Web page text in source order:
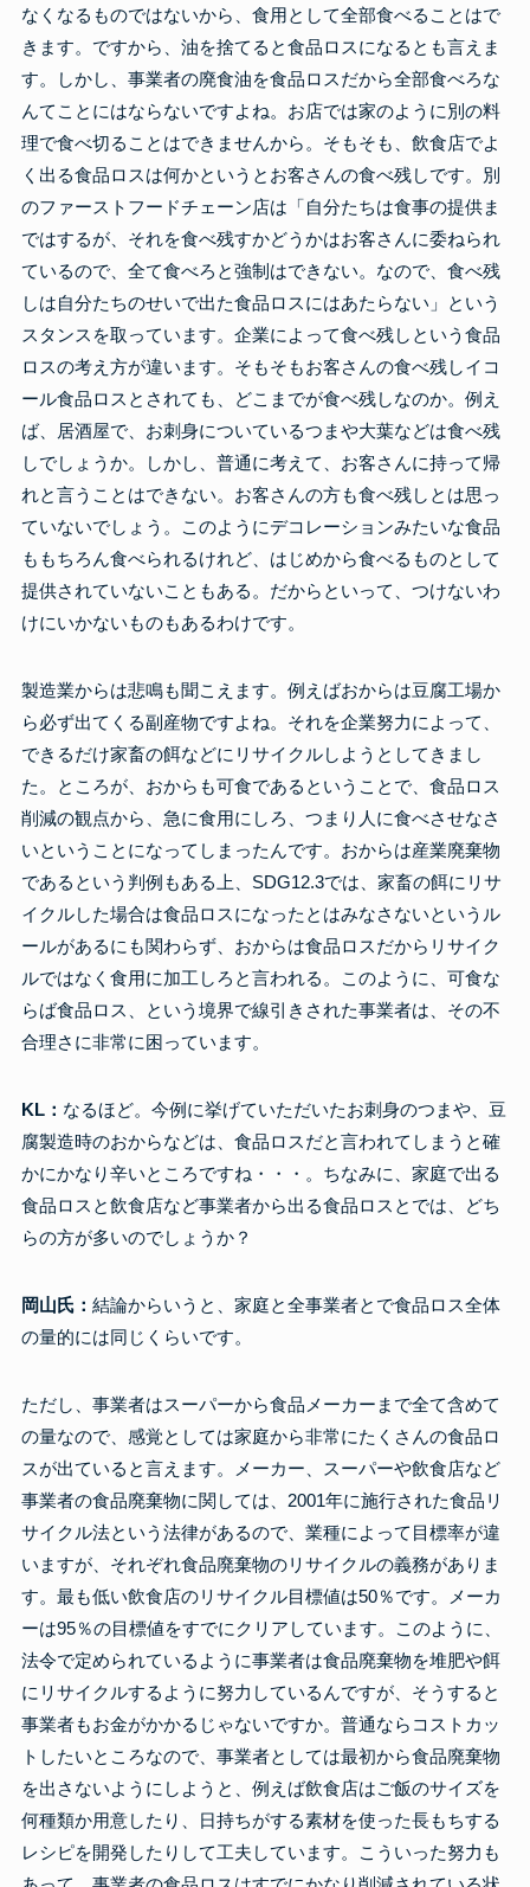
なくなるものではないから、食用として全部食べることはで
きます。ですから、油を捨てると食品ロスになるとも言えま
す。しかし、事業者の廃食油を食品ロスだから全部食べろな
んてことにはならないですよね。お店では家のように別の料
理で食べ切ることはできませんから。そもそも、飲食店でよ
く出る食品ロスは何かというとお客さんの食べ残しです。別
のファーストフードチェーン店は「自分たちは食事の提供ま
ではするが、それを食べ残すかどうかはお客さんに委ねられ
ているので、全て食べろと強制はできない。なので、食べ残
しは自分たちのせいで出た食品ロスにはあたらない」という
スタンスを取っています。企業によって食べ残しという食品
ロスの考え方が違います。そもそもお客さんの食べ残しイコ
ール食品ロスとされても、どこまでが食べ残しなのか。例え
ば、居酒屋で、お刺身についているつまや大葉などは食べ残
しでしょうか。しかし、普通に考えて、お客さんに持って帰
れと言うことはできない。お客さんの方も食べ残しとは思っ
ていないでしょう。このようにデコレーションみたいな食品
ももちろん食べられるけれど、はじめから食べるものとして
提供されていないこともある。だからといって、つけないわ
けにいかないものもあるわけです。
製造業からは悲鳴も聞こえます。例えばおからは豆腐工場か
ら必ず出てくる副産物ですよね。それを企業努力によって、
できるだけ家畜の餌などにリサイクルしようとしてきまし
た。ところが、おからも可食であるということで、食品ロス
削減の観点から、急に食用にしろ、つまり人に食べさせなさ
いということになってしまったんです。おからは産業廃棄物
であるという判例もある上、SDG12.3では、家畜の餌にリサ
イクルした場合は食品ロスになったとはみなさないというル
ールがあるにも関わらず、おからは食品ロスだからリサイク
ルではなく食用に加工しろと言われる。このように、可食な
らば食品ロス、という境界で線引きされた事業者は、その不
合理さに非常に困っています。
KL： なるほど。今例に挙げていただいたお刺身のつまや、豆
腐製造時のおからなどは、食品ロスだと言われてしまうと確
かにかなり辛いところですね・・・。ちなみに、家庭で出る
食品ロスと飲食店など事業者から出る食品ロスとでは、どち
らの方が多いのでしょうか？
岡山氏： 結論からいうと、家庭と全事業者とで食品ロス全体
の量的には同じくらいです。
ただし、事業者はスーパーから食品メーカーまで全て含めて
の量なので、感覚としては家庭から非常にたくさんの食品ロ
スが出ていると言えます。メーカー、スーパーや飲食店など
事業者の食品廃棄物に関しては、2001年に施行された食品リ
サイクル法という法律があるので、業種によって目標率が違
いますが、それぞれ食品廃棄物のリサイクルの義務がありま
す。最も低い飲食店のリサイクル目標値は50％です。メーカ
ーは95％の目標値をすでにクリアしています。このように、
法令で定められているように事業者は食品廃棄物を堆肥や餌
にリサイクルするように努力しているんですが、そうすると
事業者もお金がかかるじゃないですか。普通ならコストカッ
トしたいところなので、事業者としては最初から食品廃棄物
を出さないようにしようと、例えば飲食店はご飯のサイズを
何種類か用意したり、日持ちがする素材を使った長もちする
レシピを開発したりして工夫しています。こういった努力も